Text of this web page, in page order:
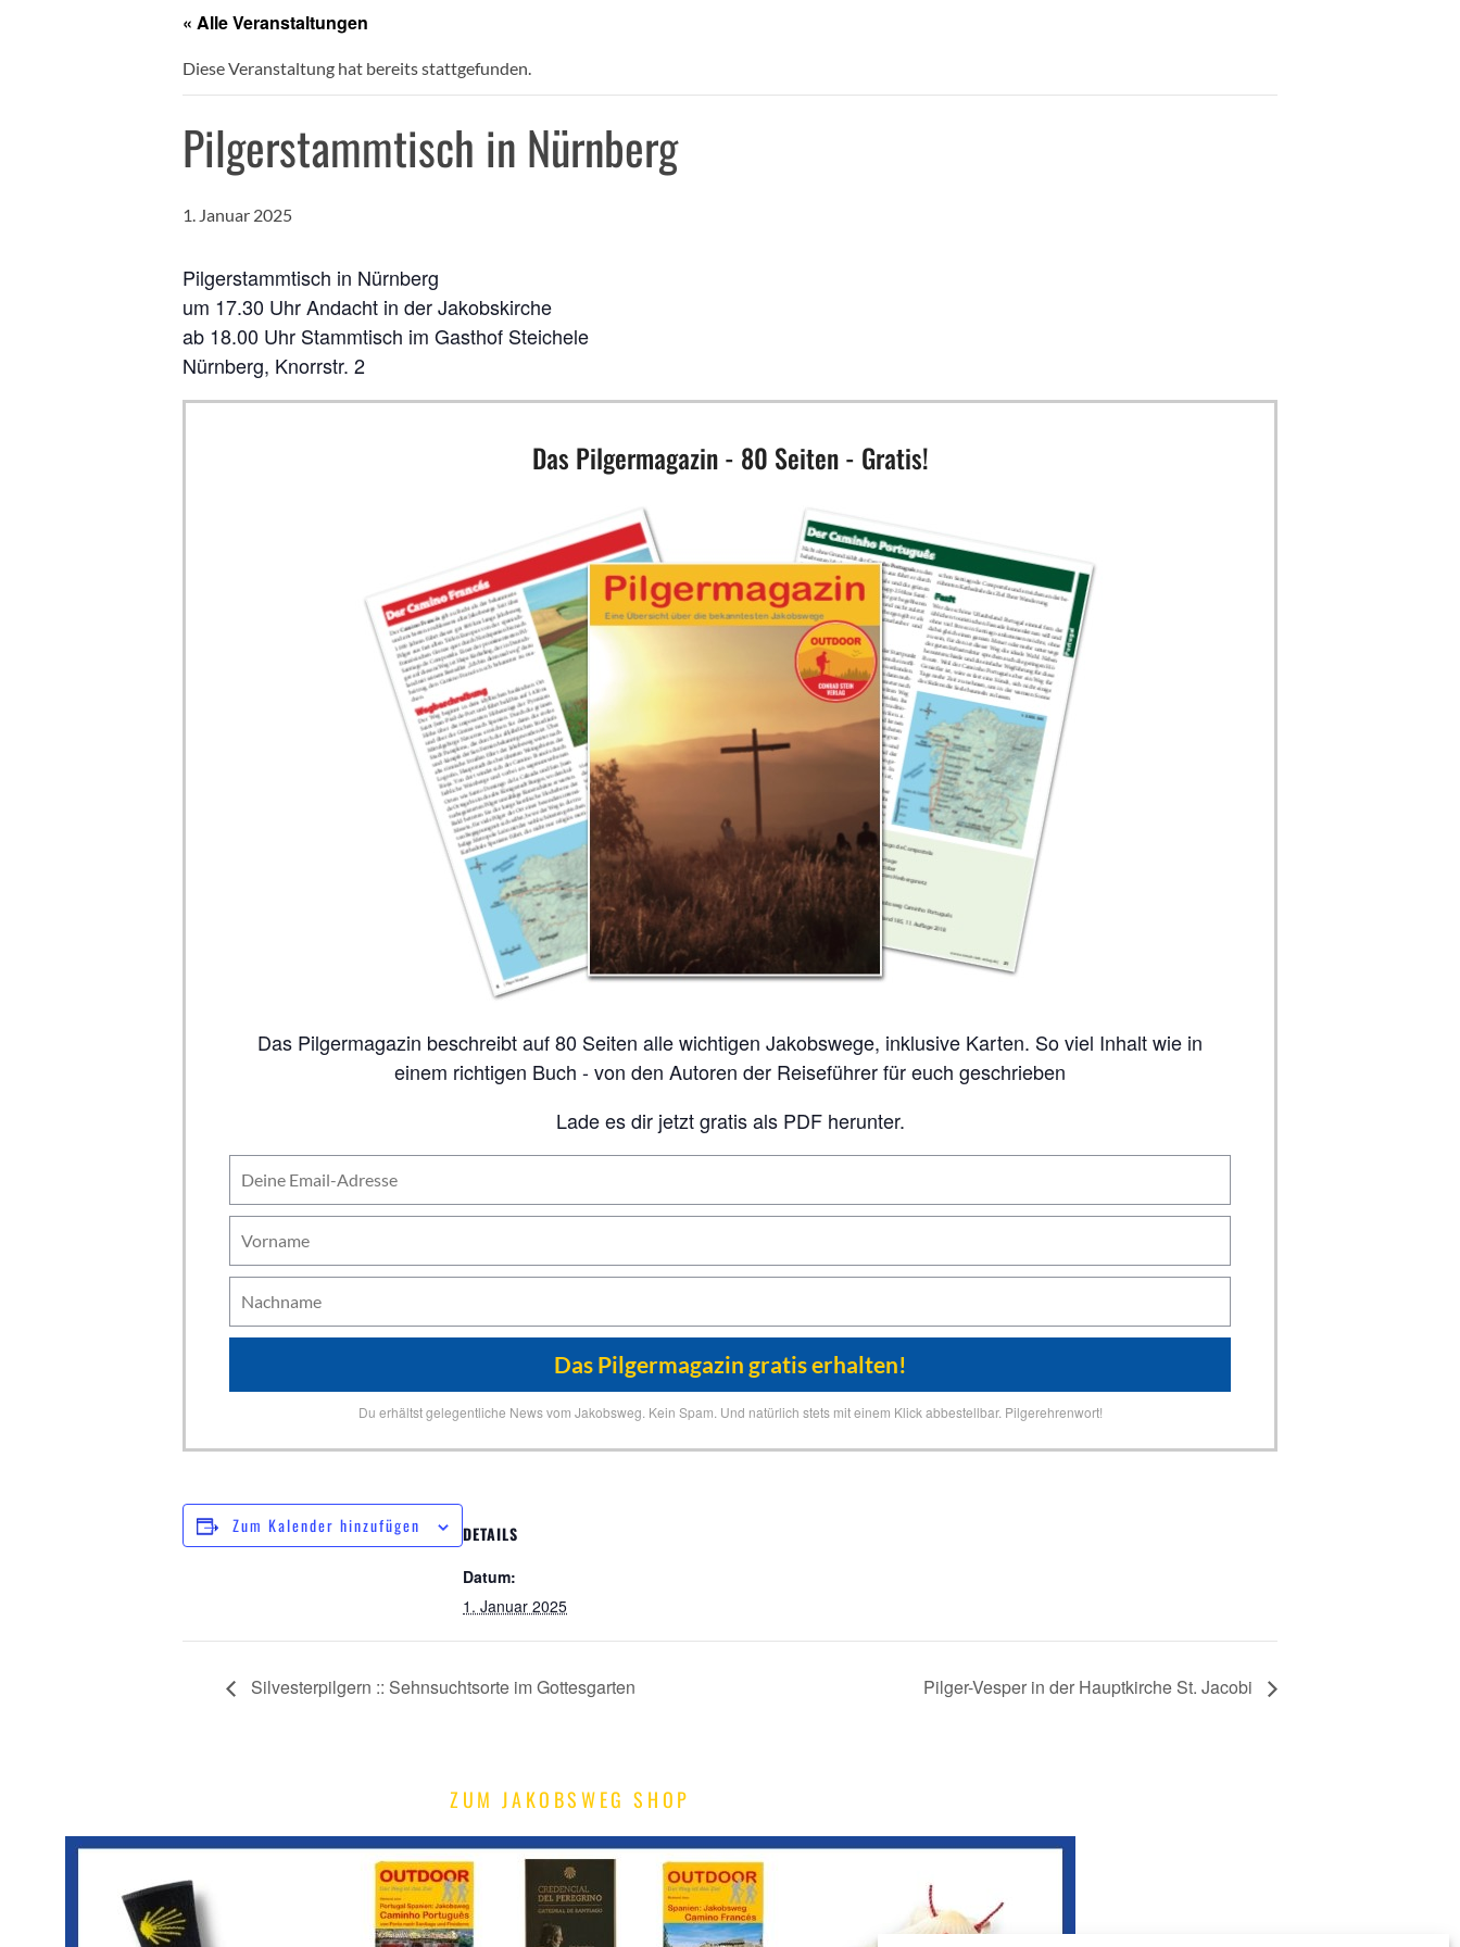
« Alle Veranstaltungen
Diese Veranstaltung hat bereits stattgefunden.
Pilgerstammtisch in Nürnberg
1. Januar 2025
Pilgerstammtisch in Nürnberg
um 17.30 Uhr Andacht in der Jakobskirche
ab 18.00 Uhr Stammtisch im Gasthof Steichele
Nürnberg, Knorrstr. 2
Das Pilgermagazin - 80 Seiten - Gratis!
Das Pilgermagazin beschreibt auf 80 Seiten alle wichtigen Jakobswege, inklusive Karten. So viel Inhalt wie in
einem richtigen Buch - von den Autoren der Reiseführer für euch geschrieben
Lade es dir jetzt gratis als PDF herunter.
Du erhältst gelegentliche News vom Jakobsweg. Kein Spam. Und natürlich stets mit einem Klick abbestellbar. Pilgerehrenwort!
Zum Kalender hinzufügen DETAILS
Datum:
1. Januar 2025
Silvesterpilgern :: Sehnsuchtsorte im Gottesgarten Pilger-Vesper in der Hauptkirche St. Jacobi
ZUM JAKOBSWEG SHOP